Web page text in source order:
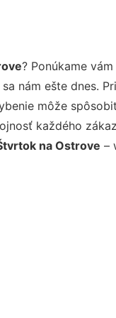
? Ponúkame
nám ešte dnes.
môže
každého
na Ostrove –